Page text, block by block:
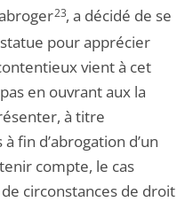
23, a décidé de se
pour apprécier
vient à cet
en ouvrant aux la
à titre
fin d’abrogation d’un
compte, le cas
circonstances de droit